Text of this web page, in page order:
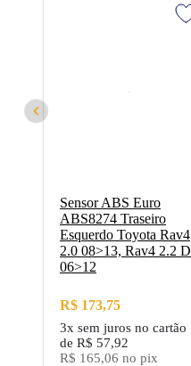
Sensor ABS Euro
ABS8274 Traseiro
Esquerdo Toyota Rav4
2.0 08>13, Rav4 2.2 D
06>12
R$ 173,75
3x sem juros no cartão
de R$ 57,92
R$ 165,06 no pix